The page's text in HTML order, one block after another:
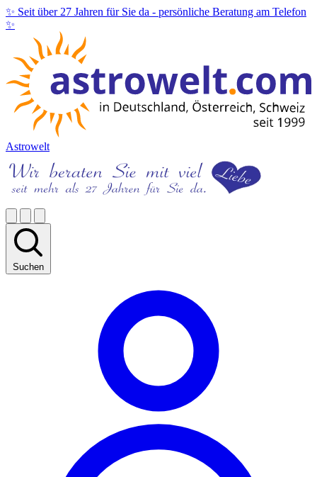
✨ Seit über 27 Jahren für Sie da - persönliche Beratung am Telefon
✨
Astrowelt
Suchen